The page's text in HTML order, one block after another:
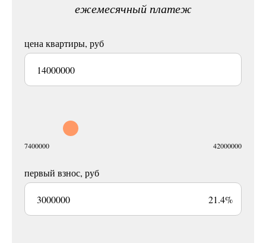
ежемесячный платеж
цена квартиры, руб
7400000 42000000
первый взнос, руб
21.4%